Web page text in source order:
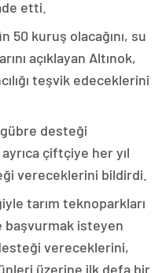
etti.
kuruş olacağını, su
açıklayan Altınok,
teşvik edeceklerini
desteği
çiftçiye her yıl
vereceklerini bildirdi.
tarım teknoparkları
başvurmak isteyen
vereceklerini,
üzerine ilk defa bir